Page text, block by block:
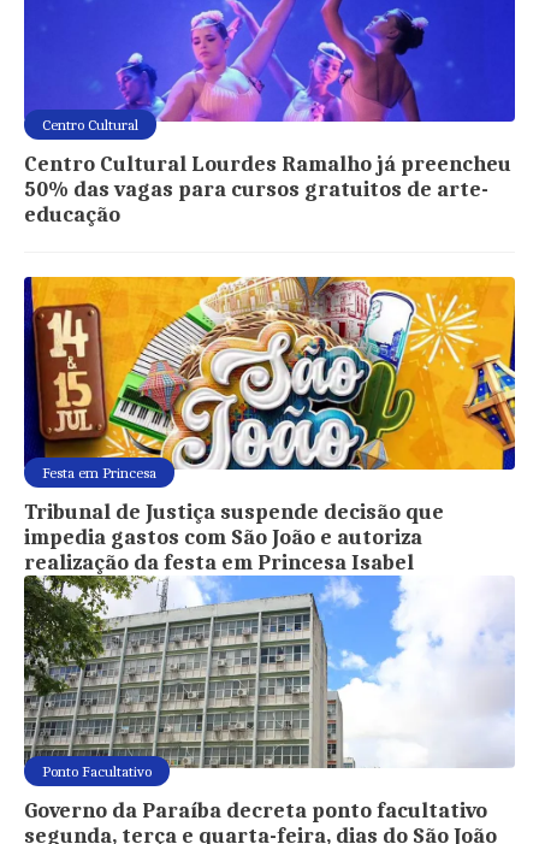
Centro Cultural
Centro Cultural Lourdes Ramalho já preencheu
50% das vagas para cursos gratuitos de arte-
educação
Festa em Princesa
Tribunal de Justiça suspende decisão que
impedia gastos com São João e autoriza
realização da festa em Princesa Isabel
Ponto Facultativo
Governo da Paraíba decreta ponto facultativo
segunda, terça e quarta-feira, dias do São João